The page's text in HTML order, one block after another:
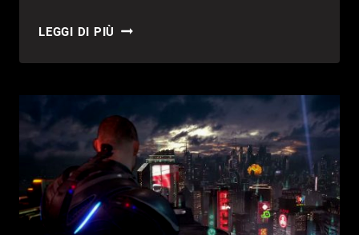
LEGGI DI PIÙ XBOX
PASS:
TITOLI
DI
FEBBRAIO